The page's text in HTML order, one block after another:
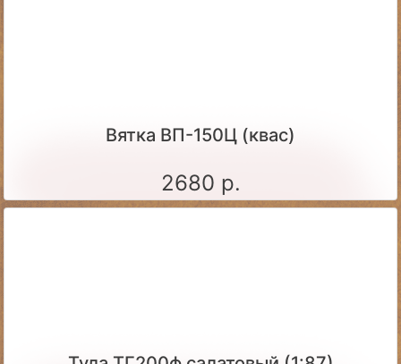
Вятка ВП-150Ц (квас)
2680 р.